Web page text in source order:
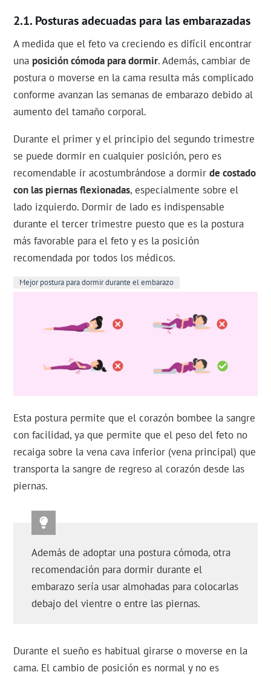
Posturas adecuadas para las embarazadas
A medida que el feto va creciendo es difícil encontrar
una posición cómoda para dormir. Además, cambiar de
postura o moverse en la cama resulta más complicado
conforme avanzan las semanas de embarazo debido al
aumento del tamaño corporal.
Durante el primer y el principio del segundo trimestre
se puede dormir en cualquier posición, pero es
recomendable ir acostumbrándose a dormirde costado
con las piernas flexionadas, especialmente sobre el
lado izquierdo. Dormir de lado es indispensable
durante el tercer trimestre puesto que es la postura
más favorable para el feto y es la posición
recomendada por todos los médicos.
Mejor postura para dormir durante el embarazo
Esta postura permite que el corazón bombee la sangre
con facilidad, ya que permite que el peso del feto no
recaiga sobre la vena cava inferior (vena principal) que
transporta la sangre de regreso al corazón desde las
piernas.
Además de adoptar una postura cómoda, otra
recomendación para dormir durante el
embarazo sería usar almohadas para colocarlas
debajo del vientre o entre las piernas.
Durante el sueño es habitual girarse o moverse en la
cama. El cambio de posición es normal y no es